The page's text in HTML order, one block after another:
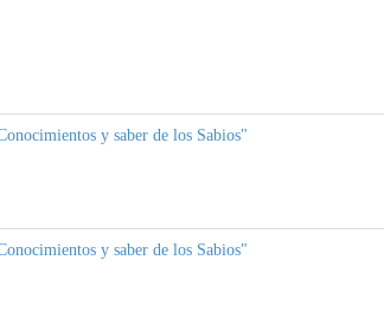
y saber de los Sabios"
y saber de los Sabios"